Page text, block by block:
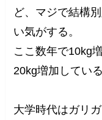
ど、マジで結構
い気がする。
ここ数年で10kg
20kg増加してい
大学時代はガリ